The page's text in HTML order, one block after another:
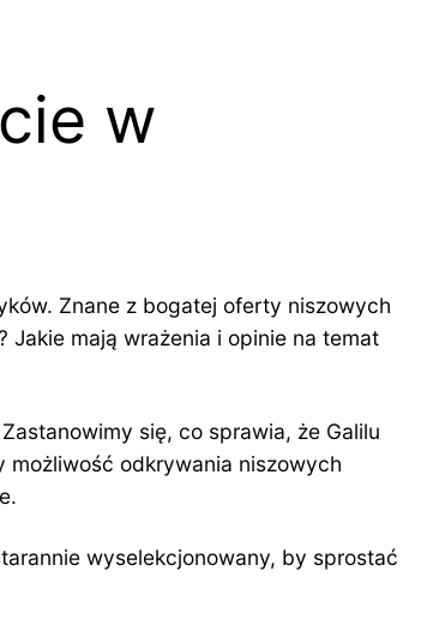
w
Znane z bogatej oferty niszowych
Jakie mają wrażenia i opinie na temat
się, co sprawia, że Galilu
możliwość odkrywania niszowych
wyselekcjonowany, by sprostać